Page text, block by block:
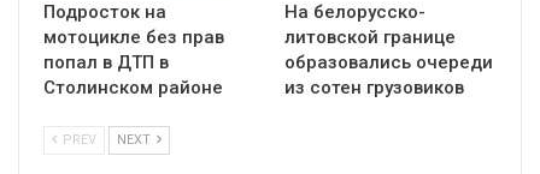
Подросток на
мотоцикле без прав
попал в ДТП в
Столинском районе
На белорусско-
литовской границе
образовались очереди
из сотен грузовиков
PREV NEXT